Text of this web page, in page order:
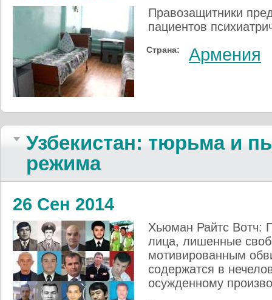
Правозащитники
пациентов
Страна: Армения
Узбекистан: тюрьма и
режима
26 Сен 2014
Хьюман Райтс Вотч:
лица, лишенные
мотивированным
содержатся в
осужденному